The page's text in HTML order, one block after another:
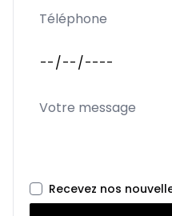
Recevez nos